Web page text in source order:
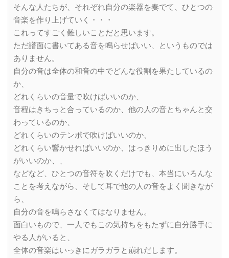
そんな人たちが、それぞれ自分の楽器を奏でて、ひとつの
音楽を作り上げていく・・・
これってすごく難しいことだと思います。
ただ譜面に書いてある音を鳴らせばいい、というものでは
ありません。
自分の音は全体の和音の中でどんな役割を果たしているの
か、
どれくらいの音量で吹けばいいのか、
音程はきちっと合っているのか、他の人の音とちゃんと交
わっているのか、
どれくらいのテンポで吹けばいいのか、
どれくらい響かせればいいのか、はっきりめに出したほう
がいいのか、、
などなど、ひとつの音符を吹くだけでも、本当にいろんな
ことを考えながら、そして耳で他の人の音をよく聞きなが
ら、
自分の音を鳴らさなくてはなりません。
面白いもので、一人でもこの気持ちをもたずに自分勝手に
やる人がいると、
全体の音楽はいっきにガラガラと崩れだします。